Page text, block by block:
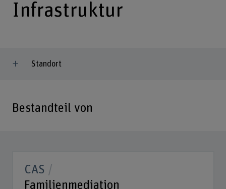
Infrastruktur
Standort
Bestandteil von
CAS
Familienmediation